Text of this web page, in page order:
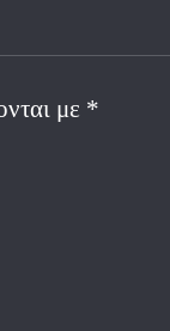
με *